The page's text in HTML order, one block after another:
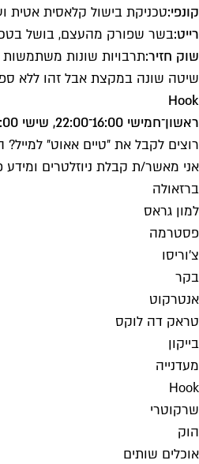
קונפי:טכניקת בישול קלאסית אטית
רייט:בשר שפורק מהעצם, בושל
שוק חזיר:תרבויות שונות
שיטה שונה במקצת אבל זהו ללא
Hook
ראשון־חמישי 16:00־22:00, שישי 10:00־14:00, דמי משלוח למרכז העיר 15 ש"ח, דמי משלוח לשכונות ולערים שמעבר לירקון 25 ש"ח, מעל 250 ש"ח משלוח חינם. טלפון: 03-6341199
רוצים לקבל את ״טיים אאוט״ למייל?
אני מאשר/ת קבלת ניוזלטרים ומידע
ברזאולה
למון גראס
פסטרמה
צ'וריסו
בקר
אנטרקוט
טראק דה לוקס
בייקון
מעדנייה
Hook
שרקוטרי
הוק
אוכלים שותים